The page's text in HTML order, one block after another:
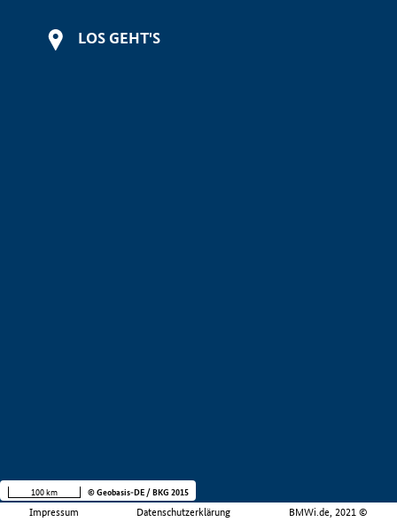
LOS GEHT'S
Impressum Datenschutzerklärung BMWi.de, 2021 ©
100 km © Geobasis-DE / BKG 2015